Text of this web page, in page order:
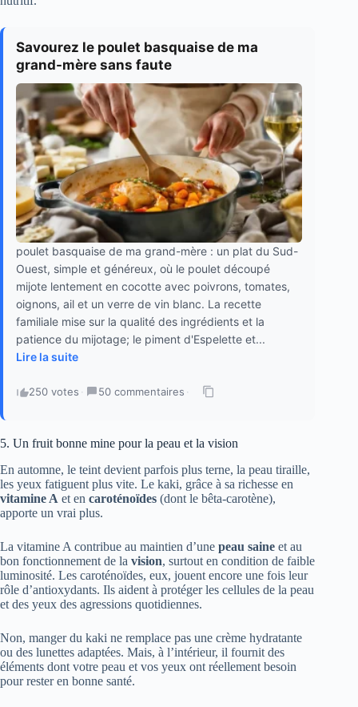
Savourez le poulet basquaise de ma
grand-mère sans faute
poulet basquaise de ma grand-mère : un plat du Sud-
Ouest, simple et généreux, où le poulet découpé
mijote lentement en cocotte avec poivrons, tomates,
oignons, ail et un verre de vin blanc. La recette
familiale mise sur la qualité des ingrédients et la
patience du mijotage; le piment d'Espelette et...
Lire la suite
250 votes · 50 commentaires ·
5. Un fruit bonne mine pour la peau et la vision
En automne, le teint devient parfois plus terne, la peau tiraille,
les yeux fatiguent plus vite. Le kaki, grâce à sa richesse en
vitamine A et en caroténoïdes (dont le bêta-carotène),
apporte un vrai plus.
La vitamine A contribue au maintien d’une peau saine et au
bon fonctionnement de la vision, surtout en condition de faible
luminosité. Les caroténoïdes, eux, jouent encore une fois leur
rôle d’antioxydants. Ils aident à protéger les cellules de la peau
et des yeux des agressions quotidiennes.
Non, manger du kaki ne remplace pas une crème hydratante
ou des lunettes adaptées. Mais, à l’intérieur, il fournit des
éléments dont votre peau et vos yeux ont réellement besoin
pour rester en bonne santé.